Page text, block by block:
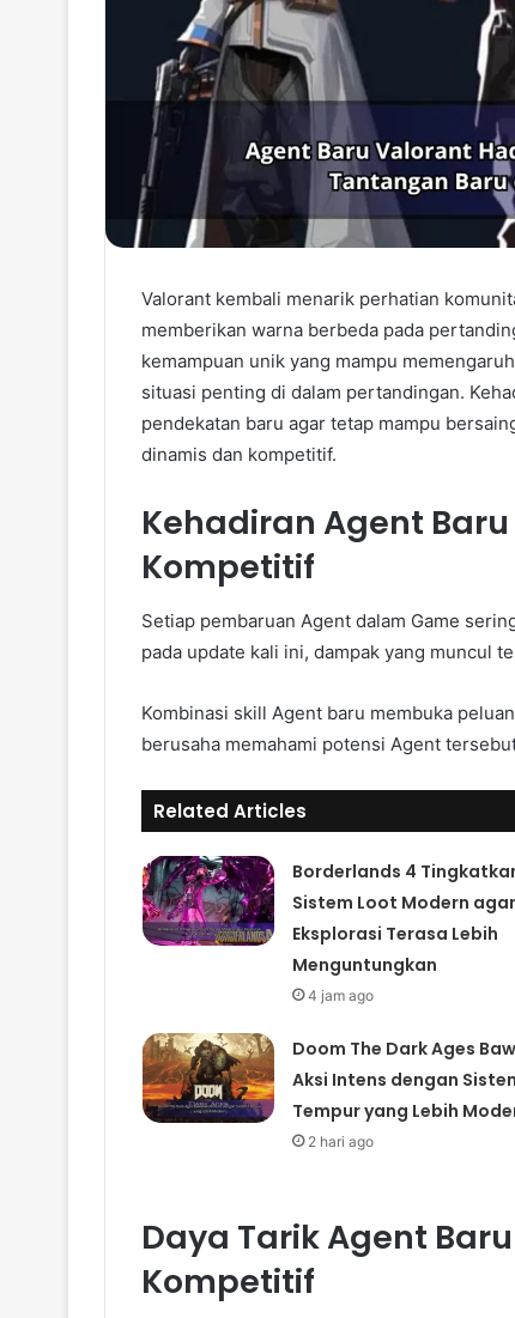
Valorant kembali menarik perhatian
memberikan warna berbeda pada
kemampuan unik yang mampu
situasi penting di dalam pertandingan.
pendekatan baru agar tetap mampu
dinamis dan kompetitif.
Kehadiran Agent
Kompetitif
Setiap pembaruan Agent dalam Game
pada update kali ini, dampak yang muncul
Kombinasi skill Agent baru membuka
berusaha memahami potensi Agent
Related Articles
Borderlands 4
Sistem Loot Modern agar
Eksplorasi Terasa Lebih
Menguntungkan
4 jam ago
Doom The Dark Ages
Aksi Intens dengan
Tempur yang Lebih
2 hari ago
Daya Tarik Agent
Kompetitif